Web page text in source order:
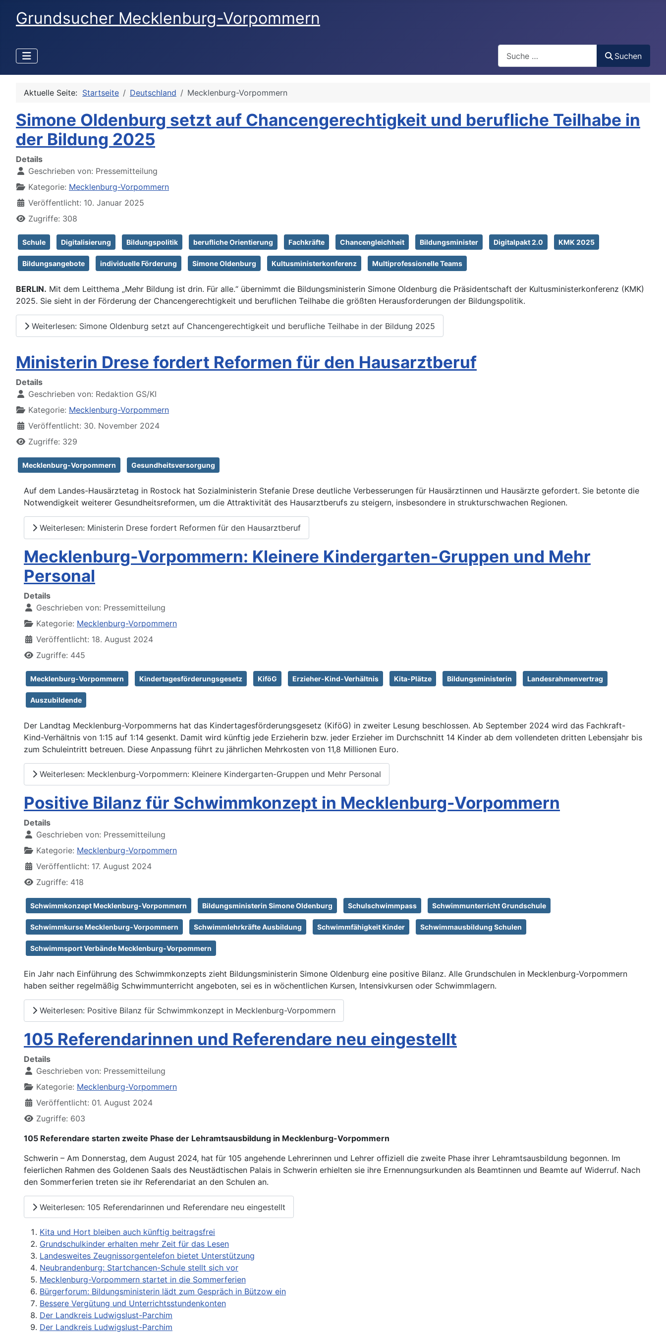
Grundsucher Mecklenburg-Vorpommern
Suchen
Aktuelle Seite: Startseite Deutschland Mecklenburg-Vorpommern
Simone Oldenburg setzt auf Chancengerechtigkeit und berufliche Teilhabe in
der Bildung 2025
Details
Geschrieben von: Pressemitteilung
Kategorie: Mecklenburg-Vorpommern
Veröffentlicht: 10. Januar 2025
Zugriffe: 308
Schule Digitalisierung Bildungspolitik berufliche Orientierung Fachkräfte Chancengleichheit Bildungsminister Digitalpakt 2.0 KMK 2025
Bildungsangebote individuelle Förderung Simone Oldenburg Kultusministerkonferenz Multiprofessionelle Teams
BERLIN. Mit dem Leitthema „Mehr Bildung ist drin. Für alle.“ übernimmt die Bildungsministerin Simone Oldenburg die Präsidentschaft der Kultusministerkonferenz (KMK)
2025. Sie sieht in der Förderung der Chancengerechtigkeit und beruflichen Teilhabe die größten Herausforderungen der Bildungspolitik.
Weiterlesen: Simone Oldenburg setzt auf Chancengerechtigkeit und berufliche Teilhabe in der Bildung 2025
Ministerin Drese fordert Reformen für den Hausarztberuf
Details
Geschrieben von: Redaktion GS/KI
Kategorie: Mecklenburg-Vorpommern
Veröffentlicht: 30. November 2024
Zugriffe: 329
Mecklenburg-Vorpommern Gesundheitsversorgung
Auf dem Landes-Hausärztetag in Rostock hat Sozialministerin Stefanie Drese deutliche Verbesserungen für Hausärztinnen und Hausärzte gefordert. Sie betonte die
Notwendigkeit weiterer Gesundheitsreformen, um die Attraktivität des Hausarztberufs zu steigern, insbesondere in strukturschwachen Regionen.
Weiterlesen: Ministerin Drese fordert Reformen für den Hausarztberuf
Mecklenburg-Vorpommern: Kleinere Kindergarten-Gruppen und Mehr
Personal
Details
Geschrieben von: Pressemitteilung
Kategorie: Mecklenburg-Vorpommern
Veröffentlicht: 18. August 2024
Zugriffe: 445
Mecklenburg-Vorpommern Kindertagesförderungsgesetz KiföG Erzieher-Kind-Verhältnis Kita-Plätze Bildungsministerin Landesrahmenvertrag
Auszubildende
Der Landtag Mecklenburg-Vorpommerns hat das Kindertagesförderungsgesetz (KiföG) in zweiter Lesung beschlossen. Ab September 2024 wird das Fachkraft-
Kind-Verhältnis von 1:15 auf 1:14 gesenkt. Damit wird künftig jede Erzieherin bzw. jeder Erzieher im Durchschnitt 14 Kinder ab dem vollendeten dritten Lebensjahr bis
zum Schuleintritt betreuen. Diese Anpassung führt zu jährlichen Mehrkosten von 11,8 Millionen Euro.
Weiterlesen: Mecklenburg-Vorpommern: Kleinere Kindergarten-Gruppen und Mehr Personal
Positive Bilanz für Schwimmkonzept in Mecklenburg-Vorpommern
Details
Geschrieben von: Pressemitteilung
Kategorie: Mecklenburg-Vorpommern
Veröffentlicht: 17. August 2024
Zugriffe: 418
Schwimmkonzept Mecklenburg-Vorpommern Bildungsministerin Simone Oldenburg Schulschwimmpass Schwimmunterricht Grundschule
Schwimmkurse Mecklenburg-Vorpommern Schwimmlehrkräfte Ausbildung Schwimmfähigkeit Kinder Schwimmausbildung Schulen
Schwimmsport Verbände Mecklenburg-Vorpommern
Ein Jahr nach Einführung des Schwimmkonzepts zieht Bildungsministerin Simone Oldenburg eine positive Bilanz. Alle Grundschulen in Mecklenburg-Vorpommern
haben seither regelmäßig Schwimmunterricht angeboten, sei es in wöchentlichen Kursen, Intensivkursen oder Schwimmlagern.
Weiterlesen: Positive Bilanz für Schwimmkonzept in Mecklenburg-Vorpommern
105 Referendarinnen und Referendare neu eingestellt
Details
Geschrieben von: Pressemitteilung
Kategorie: Mecklenburg-Vorpommern
Veröffentlicht: 01. August 2024
Zugriffe: 603
105 Referendare starten zweite Phase der Lehramtsausbildung in Mecklenburg-Vorpommern
Schwerin – Am Donnerstag, dem August 2024, hat für 105 angehende Lehrerinnen und Lehrer offiziell die zweite Phase ihrer Lehramtsausbildung begonnen. Im
feierlichen Rahmen des Goldenen Saals des Neustädtischen Palais in Schwerin erhielten sie ihre Ernennungsurkunden als Beamtinnen und Beamte auf Widerruf. Nach
den Sommerferien treten sie ihr Referendariat an den Schulen an.
Weiterlesen: 105 Referendarinnen und Referendare neu eingestellt
Kita und Hort bleiben auch künftig beitragsfrei
Grundschulkinder erhalten mehr Zeit für das Lesen
Landesweites Zeugnissorgentelefon bietet Unterstützung
Neubrandenburg: Startchancen-Schule stellt sich vor
Mecklenburg-Vorpommern startet in die Sommerferien
Bürgerforum: Bildungsministerin lädt zum Gespräch in Bützow ein
Bessere Vergütung und Unterrichtsstundenkonten
Der Landkreis Ludwigslust-Parchim
Der Landkreis Ludwigslust-Parchim